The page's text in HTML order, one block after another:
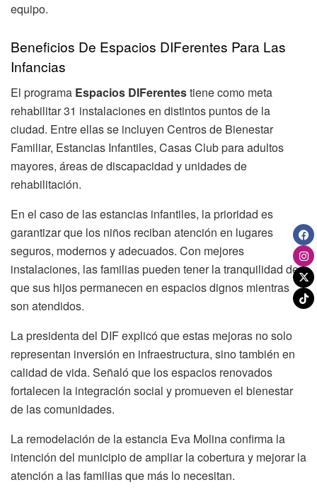
equipo.
Beneficios De Espacios DIFerentes Para Las
Infancias
El programa Espacios DIFerentestiene como meta
rehabilitar 31 instalaciones en distintos puntos de la
ciudad. Entre ellas se incluyen Centros de Bienestar
Familiar, Estancias Infantiles, Casas Club para adultos
mayores, áreas de discapacidad y unidades de
rehabilitación.
En el caso de las estancias infantiles, la prioridad es
garantizar que los niños reciban atención en lugares
seguros, modernos y adecuados. Con mejores
instalaciones, las familias pueden tener la tranquilidad de
que sus hijos permanecen en espacios dignos mientras
son atendidos.
La presidenta del DIF explicó que estas mejoras no solo
representan inversión en infraestructura, sino también en
calidad de vida. Señaló que los espacios renovados
fortalecen la integración social y promueven el bienestar
de las comunidades.
La remodelación de la estancia Eva Molina confirma la
intención del municipio de ampliar la cobertura y mejorar la
atención a las familias que más lo necesitan.